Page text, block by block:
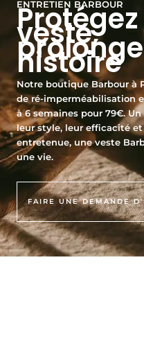
ENTRETIEN BARBOUR
veste,
histoire
Notre boutique Barbour à
de ré-imperméabilisation
à 6 semaines pour 79€.
leur style, leur efficacité
entretenue, une veste
une vie.
FAIRE UNE DEMANDE